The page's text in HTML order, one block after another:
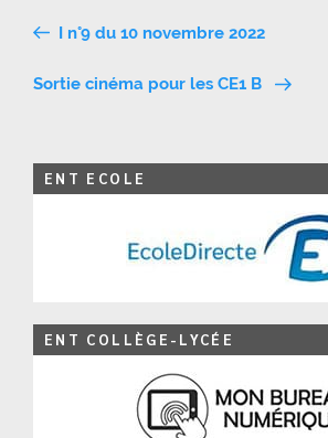
Navigation
de
I n°9 du 10 novembre 2022
Sortie cinéma pour les CE1 B
ENT ECOLE
ENT COLLÈGE-LYCÉE